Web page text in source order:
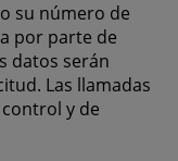
su número de
por parte de
datos serán
Las llamadas
y de